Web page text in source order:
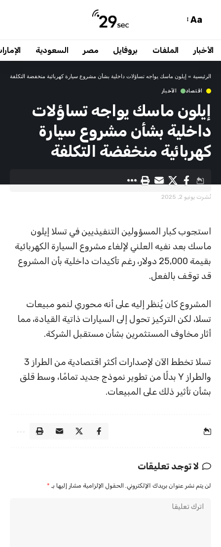
Aa
الأخبار الملفات بروفايل مصر السعودية
الرئيسية » إيلون ماسك يواجه تساؤلات داخلية بشأن مشروع سيارة كهربائية منخفضة التكلفة
اقتصاد الأخبار
إيلون ماسك يواجه تساؤلات
داخلية بشأن مشروع سيارة
كهربائية منخفضة التكلفة
نُشرت يونيو 2, 2025
استجوب كبار المسؤولين التنفيذيين في تسلا إيلون
ماسك بعد نفيه العلني لإلغاء مشروع السيارة الكهربائية
بقيمة 25,000 دولار، رغم تأكيدات داخلية بأن المشروع
قد توقف بالفعل.
المشروع كان يُنظر إليه على أنه محوري لنمو مبيعات
تسلا، لكن التركيز تحول إلى السيارات ذاتية القيادة، مما
أثار مخاوف المستثمرين بشأن مستقبل الشركة.
تسلا تخطط الآن لإصدارات أكثر اقتصادية من الطراز 3
والطراز Y بدلًا من تطوير نموذج جديد تمامًا، وسط قلق
بشأن تأثير ذلك على المبيعات.
لا توجد تعليقات
لن يتم نشر عنوان بريدك الإلكتروني. الحقول الإلزامية مشار إليها بـ *